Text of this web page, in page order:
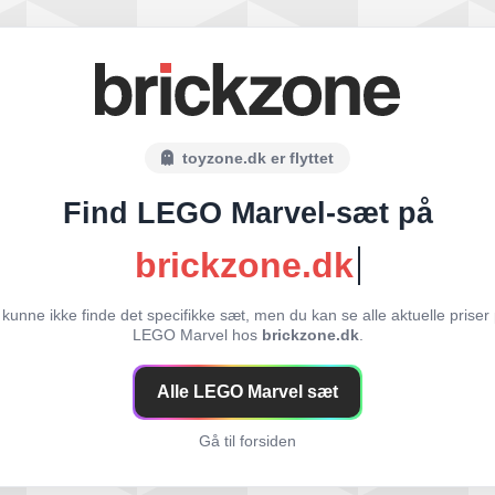
toyzone.dk er flyttet
Find LEGO Marvel-sæt på
brickzone.dk
ikke finde det specifikke sæt, men du kan se alle aktuelle priser
LEGO Marvel hos brickzone.dk.
Alle LEGO Marvel sæt
Gå til forsiden